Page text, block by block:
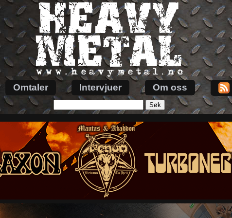
Omtaler Intervjuer Om oss
etter: